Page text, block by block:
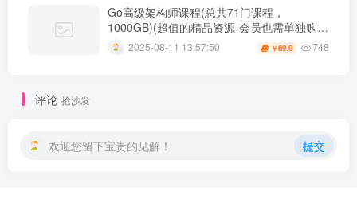
Go高级架构师课程(总共71门课程，
1000GB)(超值的精品资源-会员也需单独购买
哦)
2025-08-11 13:57:50 ￥69.9 748
评论 抢沙发
欢迎您留下宝贵的见解！ 提交